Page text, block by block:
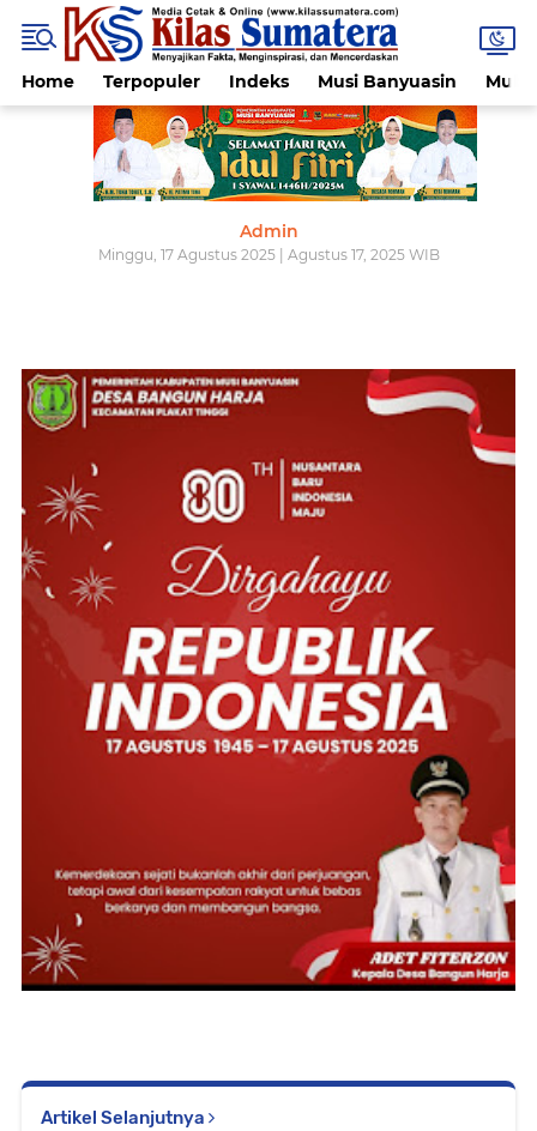
Home Terpopuler Indeks Musi Banyuasin Muba
Admin
Minggu, 17 Agustus 2025 | Agustus 17, 2025 WIB
Artikel Selanjutnya